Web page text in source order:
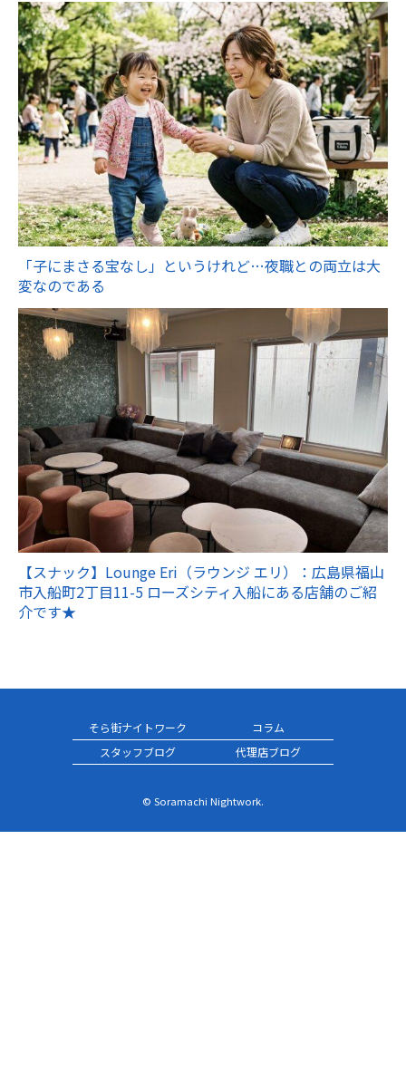
「子にまさる宝なし」というけれど…夜職との両立は大
変なのである
【スナック】Lounge Eri（ラウンジ エリ）：広島県福山
市入船町2丁目11-5 ローズシティ入船にある店舗のご紹
介です★
そら街ナイトワーク
コラム
スタッフブログ
代理店ブログ
© Soramachi Nightwork.